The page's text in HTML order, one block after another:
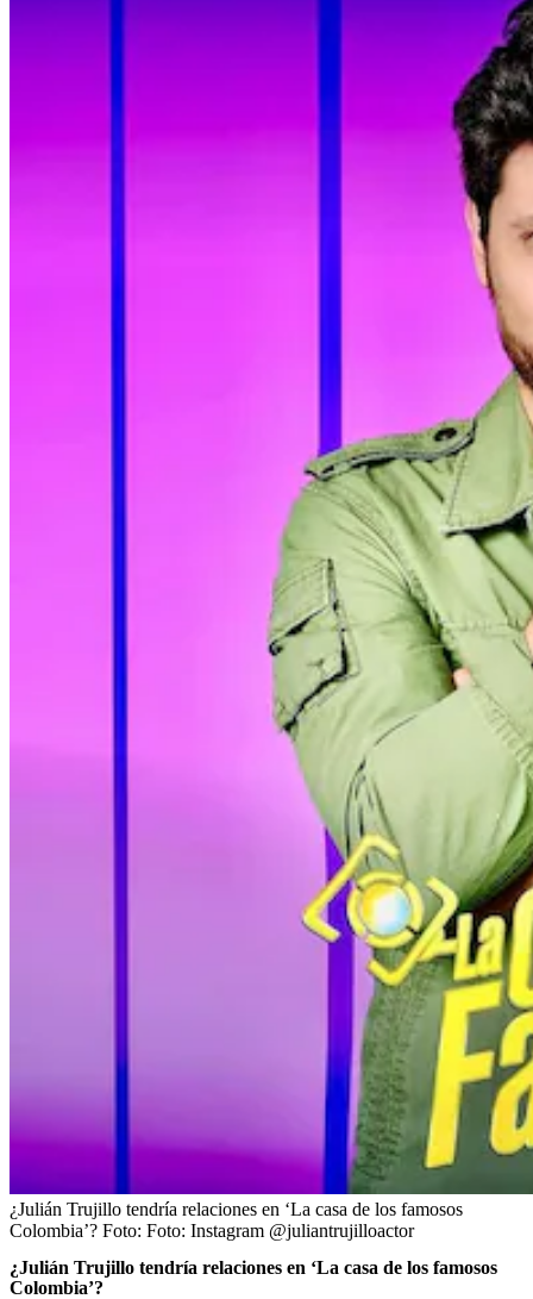
¿Julián Trujillo tendría relaciones en ‘La casa de los famosos
Colombia’? Foto: Foto: Instagram @juliantrujilloactor
¿Julián Trujillo tendría relaciones en ‘La casa de los famosos
Colombia’?